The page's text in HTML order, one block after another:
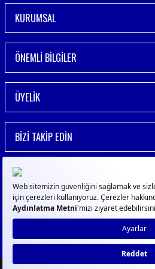
KURUMSAL
ÖNEMLİ BİLGİLER
ÜYELİK
BİZİ TAKİP EDİN